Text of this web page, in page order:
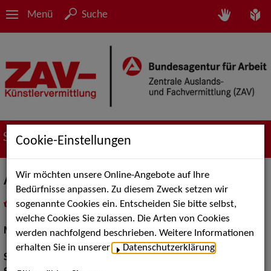
Menü Suche
Suche nach Künstler*innen
Agneta Olivia Hanappi
als PDF speichern
inMeine Merklistelegen
Musical:Darstellerin, Sängerin
Stimmlage:
Cookie-Einstellungen
Wir möchten unsere Online-Angebote auf Ihre
Bedürfnisse anpassen. Zu diesem Zweck setzen wir
sogenannte Cookies ein. Entscheiden Sie bitte selbst,
welche Cookies Sie zulassen. Die Arten von Cookies
werden nachfolgend beschrieben. Weitere Informationen
erhalten Sie in unserer
Datenschutzerklärung